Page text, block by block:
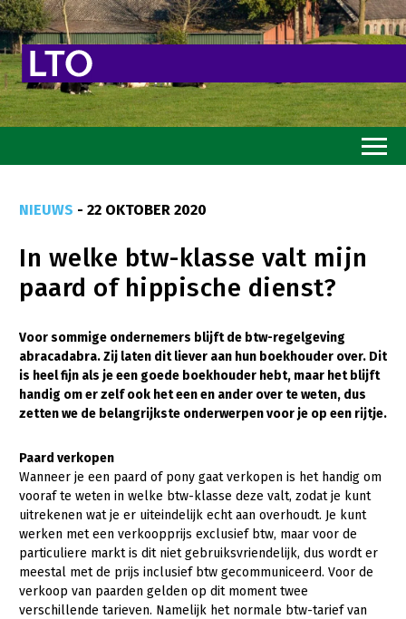
Goed eten
Mooi groen
Sterk ondernemerschap
Transitiepaden
Thema’s
Gezonde dieren
Natuur, klimaat en energie
Bodem en water
Platteland en omgeving
Mens, ondernemerschap en onderwijs
NIEUWS - 22 OKTOBER 2020
In welke btw-klasse valt mijn
paard of hippische dienst?
Voor sommige ondernemers blijft de btw-regelgeving
abracadabra. Zij laten dit liever aan hun boekhouder over. Dit
is heel fijn als je een goede boekhouder hebt, maar het blijft
handig om er zelf ook het een en ander over te weten, dus
zetten we de belangrijkste onderwerpen voor je op een rijtje.
Paard verkopen
Wanneer je een paard of pony gaat verkopen is het handig om
vooraf te weten in welke btw-klasse deze valt, zodat je kunt
uitrekenen wat je er uiteindelijk echt aan overhoudt. Je kunt
werken met een verkoopprijs exclusief btw, maar voor de
particuliere markt is dit niet gebruiksvriendelijk, dus wordt er
meestal met de prijs inclusief btw gecommuniceerd. Voor de
verkoop van paarden gelden op dit moment twee
verschillende tarieven. Namelijk het normale btw-tarief van